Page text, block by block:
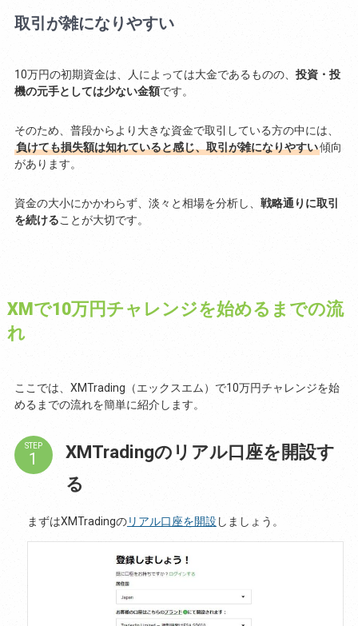
取引が雑になりやすい
10万円の初期資金は、人によっては大金であるものの、 投資・投
機の元手としては少ない金額です。
そのため、普段からより大きな資金で取引している方の中には、
負けても損失額は知れていると感じ、取引が雑になりやすい傾向
があります。
資金の大小にかかわらず、淡々と相場を分析し、 戦略通りに取引
を続けることが大切です。
XMで10万円チャレンジを始めるまでの流
れ
ここでは、XMTrading（エックスエム）で10万円チャレンジを始
めるまでの流れを簡単に紹介します。
STEP
XMTradingのリアル口座を開設す
る
まずはXMTradingのリアル口座を開設 しましょう。